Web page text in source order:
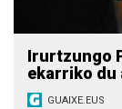
Irurtzungo
ekarriko du
GUAIXE.EUS